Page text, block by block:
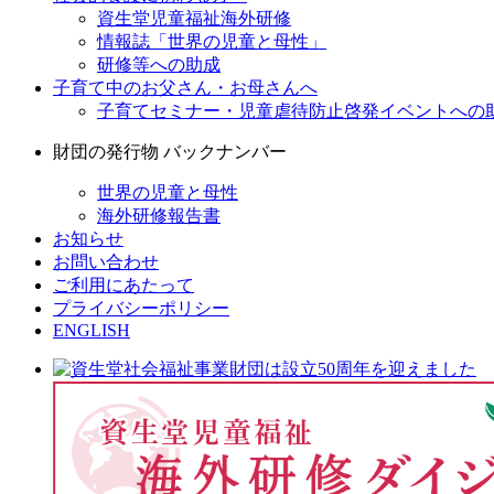
資生堂児童福祉海外研修
情報誌「世界の児童と母性」
研修等への助成
子育て中のお父さん・お母さんへ
子育てセミナー・児童虐待防止啓発イベントへの
財団の発行物 バックナンバー
世界の児童と母性
海外研修報告書
お知らせ
お問い合わせ
ご利用にあたって
プライバシーポリシー
ENGLISH